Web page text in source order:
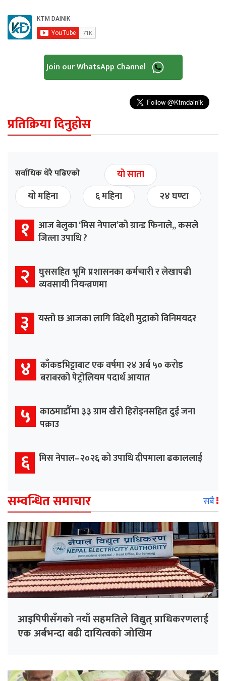
Join our WhatsApp Channel
प्रतिक्रिया दिनुहोस
सर्वाधिक धेरै पढिएको
यो साता
यो महिना
६ महिना २४ घण्टा
१
आज बेलुका ‘मिस नेपाल’को ग्रान्ड फिनाले,, कसले
जित्ला उपाधि ?
२
घुससहित भूमि प्रशासनका कर्मचारी र लेखापढी
व्यवसायी नियन्त्रणमा
३ यस्तो छ आजका लागि विदेशी मुद्राको विनिमयदर
४
काँकडभिट्टाबाट एक वर्षमा २४ अर्ब ५० करोड
बराबरको पेट्रोलियम पदार्थ आयात
५
काठमाडौँमा ३३ ग्राम खैरो हिरोइनसहित दुई जना
पक्राउ
६ मिस नेपाल–२०२६ को उपाधि दीपमाला ढकाललाई
सम्वन्धित समाचार सबै
आइपिपीसँगको नयाँ सहमतिले विद्युत् प्राधिकरणलाई
एक अर्बभन्दा बढी दायित्वको जोखिम